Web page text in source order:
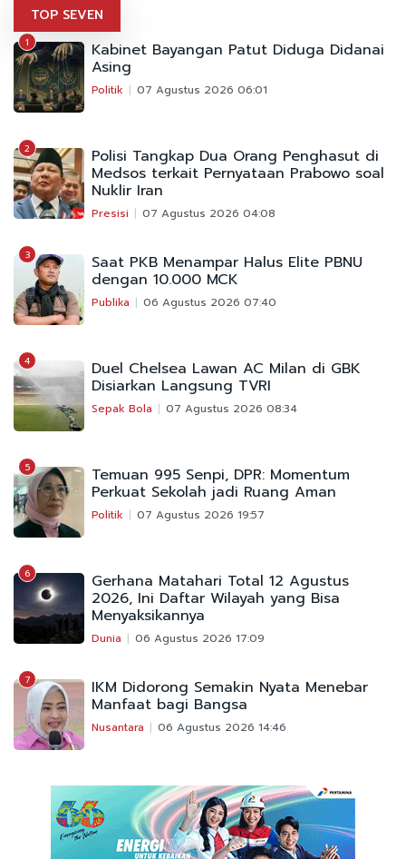
TOP SEVEN
1 Kabinet Bayangan Patut Diduga Didanai
Asing
Politik 07 Agustus 2026 06:01
2 Polisi Tangkap Dua Orang Penghasut di
Medsos terkait Pernyataan Prabowo soal
Nuklir Iran
Presisi 07 Agustus 2026 04:08
3 Saat PKB Menampar Halus Elite PBNU
dengan 10.000 MCK
Publika 06 Agustus 2026 07:40
4 Duel Chelsea Lawan AC Milan di GBK
Disiarkan Langsung TVRI
Sepak Bola 07 Agustus 2026 08:34
5 Temuan 995 Senpi, DPR: Momentum
Perkuat Sekolah jadi Ruang Aman
Politik 07 Agustus 2026 19:57
6 Gerhana Matahari Total 12 Agustus
2026, Ini Daftar Wilayah yang Bisa
Menyaksikannya
Dunia 06 Agustus 2026 17:09
7 IKM Didorong Semakin Nyata Menebar
Manfaat bagi Bangsa
Nusantara 06 Agustus 2026 14:46